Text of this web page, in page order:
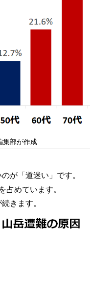
集部が作成
が「道迷い」です。
占めています。
きます。